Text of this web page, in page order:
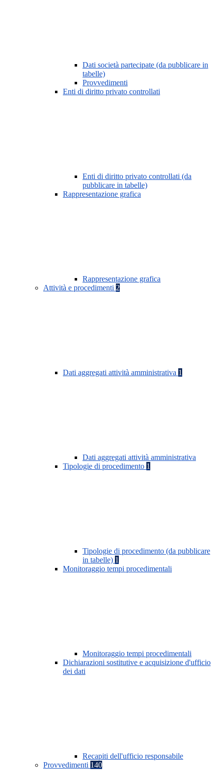
Dati società partecipate (da pubblicare in
tabelle)
Provvedimenti
Enti di diritto privato controllati
Enti di diritto privato controllati (da
pubblicare in tabelle)
Rappresentazione grafica
Rappresentazione grafica
Attività e procedimenti 2
Dati aggregati attività amministrativa 1
Dati aggregati attività amministrativa
Tipologie di procedimento 1
Tipologie di procedimento (da pubblicare
in tabelle) 1
Monitoraggio tempi procedimentali
Monitoraggio tempi procedimentali
Dichiarazioni sostitutive e acquisizione d'ufficio
dei dati
Recapiti dell'ufficio responsabile
Provvedimenti 140